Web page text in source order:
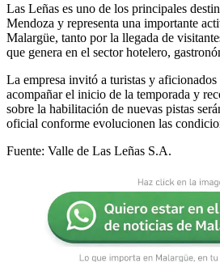
Las Leñas es uno de los principales
Mendoza y representa una importante
Malargüe, tanto por la llegada de
que genera en el sector hotelero,
La empresa invitó a turistas y aficionados
acompañar el inicio de la temporada y
sobre la habilitación de nuevas pistas
oficial conforme evolucionen las
Fuente: Valle de Las Leñas S.A.